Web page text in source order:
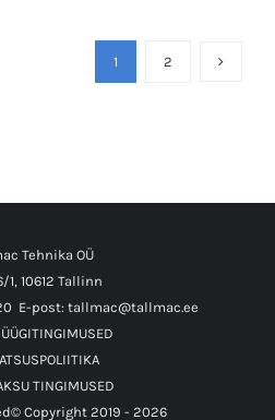
1 2
Tehnika OÜ
1, 10612 Tallinn
E-post: tallmac@tallmac.ee
TINGIMUSED
Copyright 2019 - 2026